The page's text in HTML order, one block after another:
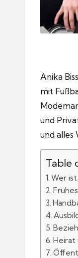
Anika
mit
und
und alles
Table
Wer ist
Heirat